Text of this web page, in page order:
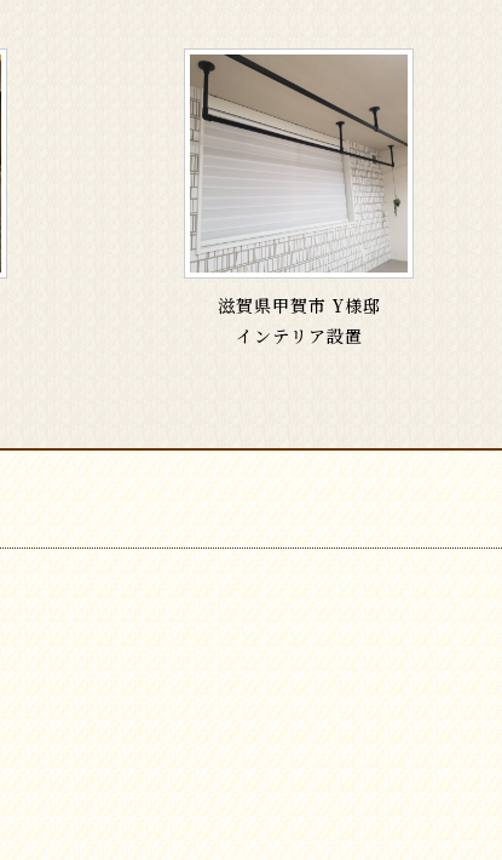
滋賀県甲賀市 Y様邸
インテリア設置